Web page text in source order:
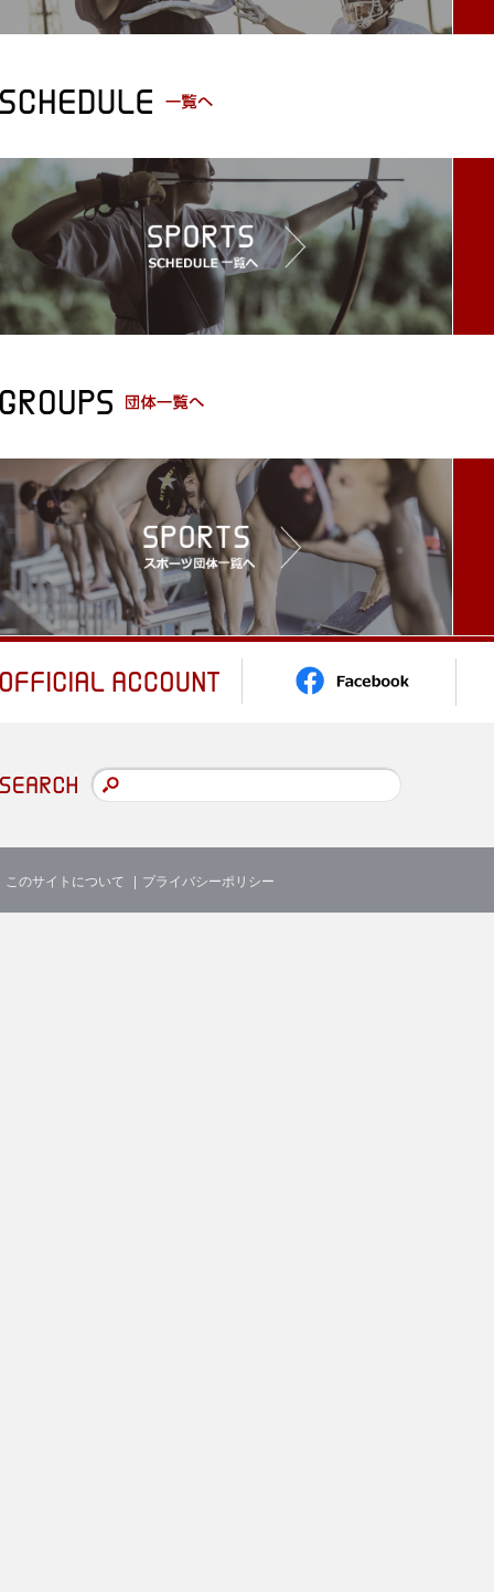
このサイトについて プライバシーポリシー